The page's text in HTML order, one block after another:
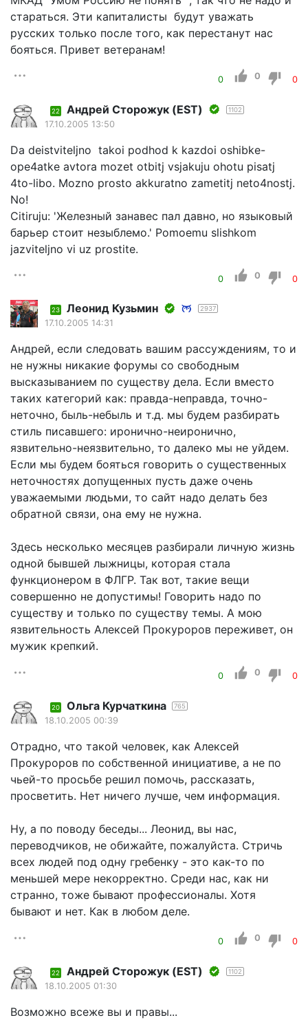
стараться. Эти капиталисты будут уважать
русских только после того, как перестанут нас
бояться. Привет ветеранам!
0 0 0
22 Андрей Сторожук (EST) 1102
17.10.2005 13:50
Da deistviteljno takoi podhod k kazdoi oshibke-
ope4atke avtora mozet otbitj vsjakuju ohotu pisatj
4to-libo. Mozno prosto akkuratno zametitj neto4nostj.
No!
Citiruju: 'Железный занавес пал давно, но языковый
барьер стоит незыблемо.' Pomoemu slishkom
jazviteljno vi uz prostite.
0 0 0
23 Леонид Кузьмин 2937
17.10.2005 14:31
Андрей, если следовать вашим рассуждениям, то и
не нужны никакие форумы со свободным
высказыванием по существу дела. Если вместо
таких категорий как: правда-неправда, точно-
неточно, быль-небыль и т.д. мы будем разбирать
стиль писавшего: иронично-неиронично,
язвительно-неязвительно, то далеко мы не уйдем.
Если мы будем бояться говорить о существенных
неточностях допущенных пусть даже очень
уважаемыми людьми, то сайт надо делать без
обратной связи, она ему не нужна.
Здесь несколько месяцев разбирали личную жизнь
одной бывшей лыжницы, которая стала
функционером в ФЛГР. Так вот, такие вещи
совершенно не допустимы! Говорить надо по
существу и только по существу темы. А мою
язвительность Алексей Прокуроров переживет, он
мужик крепкий.
0 0 0
20 Ольга Курчаткина 765
18.10.2005 00:39
Отрадно, что такой человек, как Алексей
Прокуроров по собственной инициативе, а не по
чьей-то просьбе решил помочь, рассказать,
просветить. Нет ничего лучше, чем информация.
Ну, а по поводу беседы... Леонид, вы нас,
переводчиков, не обижайте, пожалуйста. Стричь
всех людей под одну гребенку - это как-то по
меньшей мере некорректно. Среди нас, как ни
странно, тоже бывают профессионалы. Хотя
бывают и нет. Как в любом деле.
0 0 0
22 Андрей Сторожук (EST) 1102
18.10.2005 01:30
Возможно всеже вы и правы...